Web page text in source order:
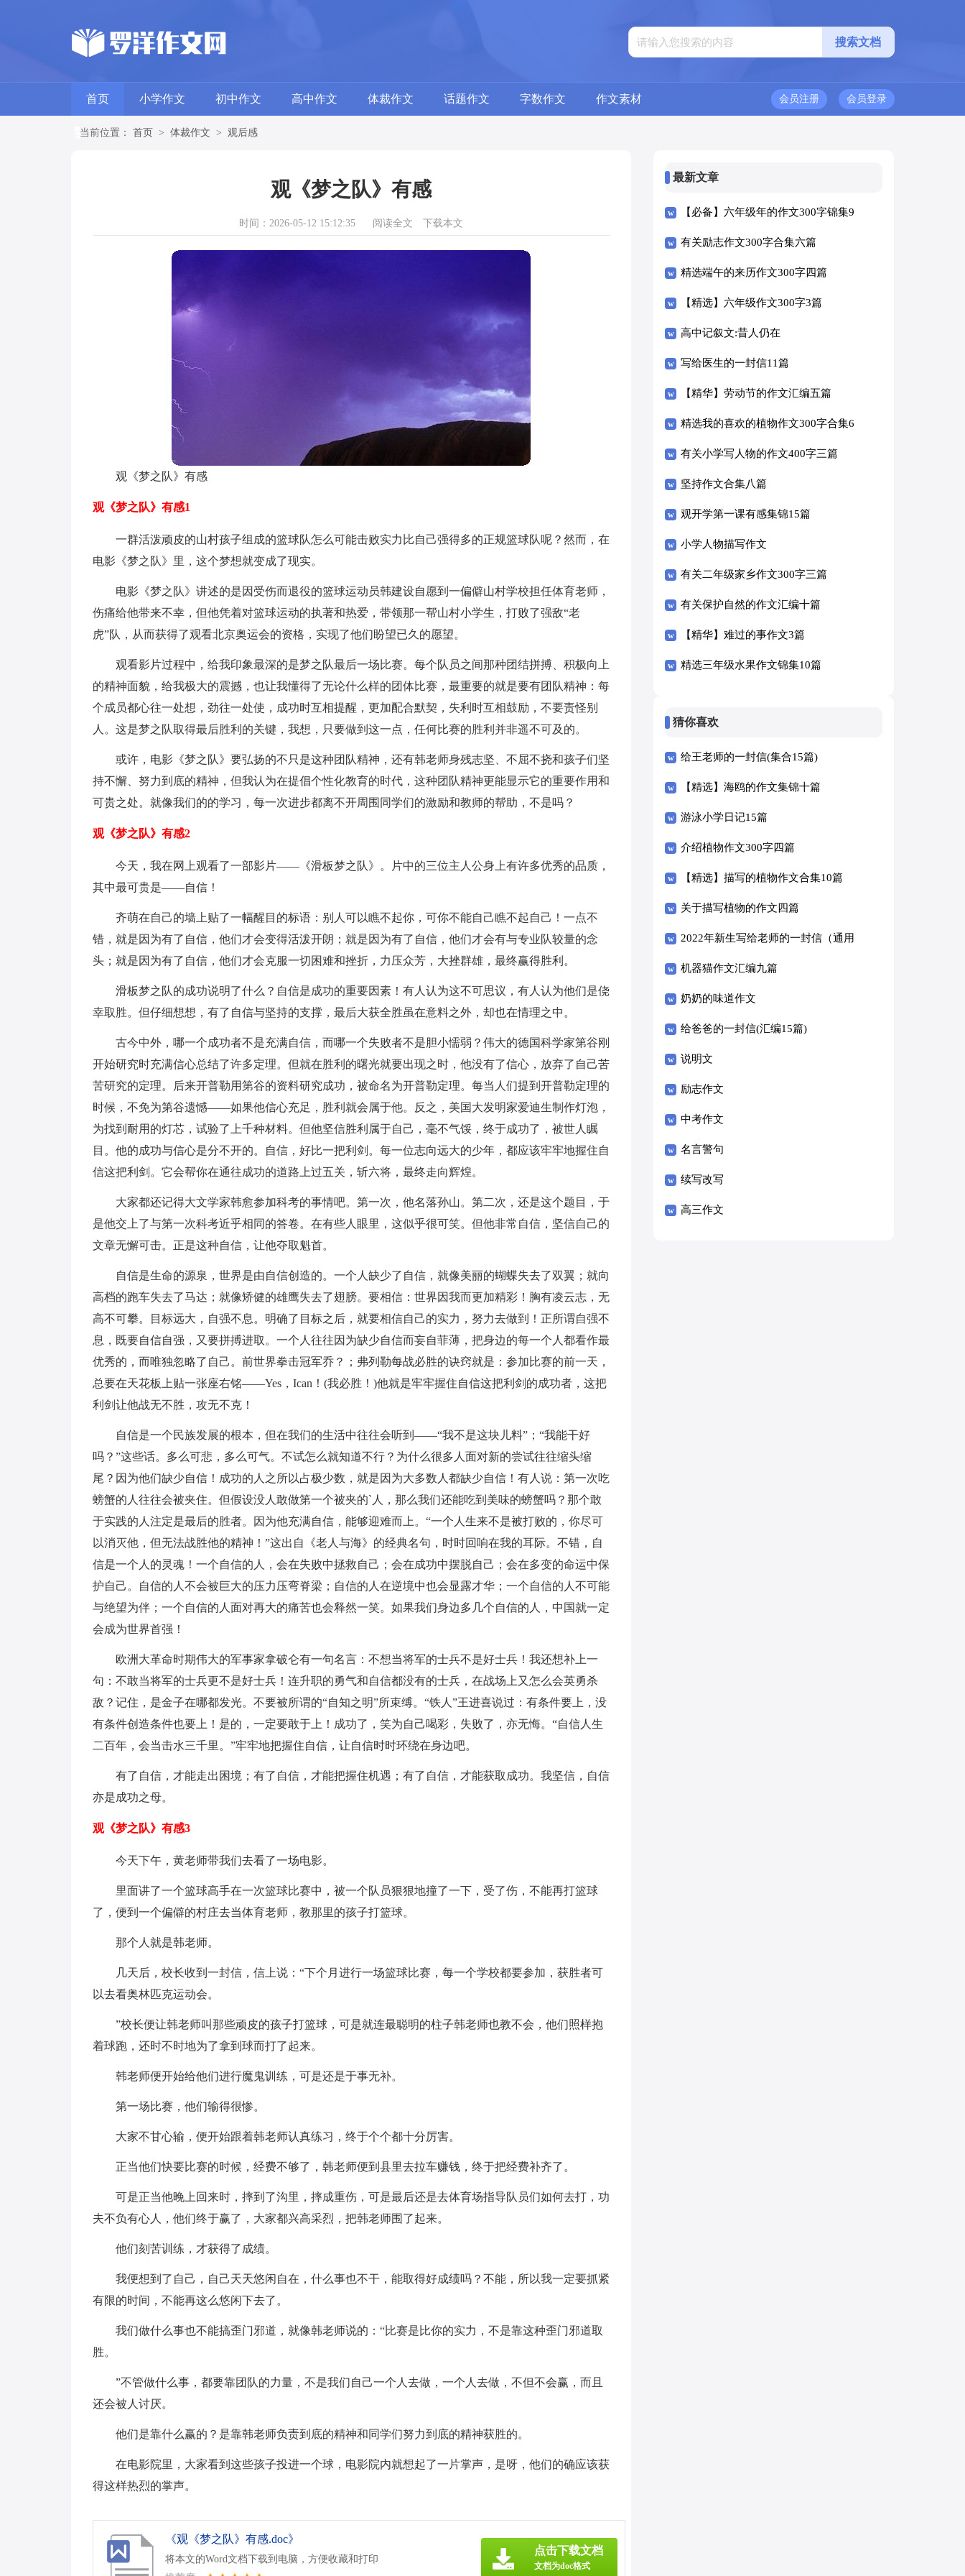
首页 小学作文 初中作文 高中作文 体裁作文 话题作文 字数作文 作文素材 会员登录
会员注册
当前位置： 首页 > 体裁作文 > 观后感
观《梦之队》有感
时间：2026-05-12 15:12:35 阅读全文 下载本文
观《梦之队》有感
观《梦之队》有感1
一群活泼顽皮的山村孩子组成的篮球队怎么可能击败实力比自己强得多的正规篮球队呢？然而，在
电影《梦之队》里，这个梦想就变成了现实。
电影《梦之队》讲述的是因受伤而退役的篮球运动员韩建设自愿到一偏僻山村学校担任体育老师，
伤痛给他带来不幸，但他凭着对篮球运动的执著和热爱，带领那一帮山村小学生，打败了强敌“老
虎”队，从而获得了观看北京奥运会的资格，实现了他们盼望已久的愿望。
观看影片过程中，给我印象最深的是梦之队最后一场比赛。每个队员之间那种团结拼搏、积极向上
的精神面貌，给我极大的震撼，也让我懂得了无论什么样的团体比赛，最重要的就是要有团队精神：每
个成员都心往一处想，劲往一处使，成功时互相提醒，更加配合默契，失利时互相鼓励，不要责怪别
人。这是梦之队取得最后胜利的关键，我想，只要做到这一点，任何比赛的胜利并非遥不可及的。
或许，电影《梦之队》要弘扬的不只是这种团队精神，还有韩老师身残志坚、不屈不挠和孩子们坚
持不懈、努力到底的精神，但我认为在提倡个性化教育的时代，这种团队精神更能显示它的重要作用和
可贵之处。就像我们的的学习，每一次进步都离不开周围同学们的激励和教师的帮助，不是吗？
观《梦之队》有感2
今天，我在网上观看了一部影片――《滑板梦之队》。片中的三位主人公身上有许多优秀的品质，
其中最可贵是――自信！
齐萌在自己的墙上贴了一幅醒目的标语：别人可以瞧不起你，可你不能自己瞧不起自己！一点不
错，就是因为有了自信，他们才会变得活泼开朗；就是因为有了自信，他们才会有与专业队较量的念
头；就是因为有了自信，他们才会克服一切困难和挫折，力压众芳，大挫群雄，最终赢得胜利。
滑板梦之队的成功说明了什么？自信是成功的重要因素！有人认为这不可思议，有人认为他们是侥
幸取胜。但仔细想想，有了自信与坚持的支撑，最后大获全胜虽在意料之外，却也在情理之中。
古今中外，哪一个成功者不是充满自信，而哪一个失败者不是胆小懦弱？伟大的德国科学家第谷刚
开始研究时充满信心总结了许多定理。但就在胜利的曙光就要出现之时，他没有了信心，放弃了自己苦
苦研究的定理。后来开普勒用第谷的资料研究成功，被命名为开普勒定理。每当人们提到开普勒定理的
时候，不免为第谷遗憾――如果他信心充足，胜利就会属于他。反之，美国大发明家爱迪生制作灯泡，
为找到耐用的灯芯，试验了上千种材料。但他坚信胜利属于自己，毫不气馁，终于成功了，被世人瞩
目。他的成功与信心是分不开的。自信，好比一把利剑。每一位志向远大的少年，都应该牢牢地握住自
信这把利剑。它会帮你在通往成功的道路上过五关，斩六将，最终走向辉煌。
大家都还记得大文学家韩愈参加科考的事情吧。第一次，他名落孙山。第二次，还是这个题目，于
是他交上了与第一次科考近乎相同的答卷。在有些人眼里，这似乎很可笑。但他非常自信，坚信自己的
文章无懈可击。正是这种自信，让他夺取魁首。
自信是生命的源泉，世界是由自信创造的。一个人缺少了自信，就像美丽的蝴蝶失去了双翼；就向
高档的跑车失去了马达；就像矫健的雄鹰失去了翅膀。要相信：世界因我而更加精彩！胸有凌云志，无
高不可攀。目标远大，自强不息。明确了目标之后，就要相信自己的实力，努力去做到！正所谓自强不
息，既要自信自强，又要拼搏进取。一个人往往因为缺少自信而妄自菲薄，把身边的每一个人都看作最
优秀的，而唯独忽略了自己。前世界拳击冠军乔？；弗列勒每战必胜的诀窍就是：参加比赛的前一天，
总要在天花板上贴一张座右铭――Yes，Ican！(我必胜！)他就是牢牢握住自信这把利剑的成功者，这把
利剑让他战无不胜，攻无不克！
自信是一个民族发展的根本，但在我们的生活中往往会听到――“我不是这块儿料”；“我能干好
吗？”这些话。多么可悲，多么可气。不试怎么就知道不行？为什么很多人面对新的尝试往往缩头缩
尾？因为他们缺少自信！成功的人之所以占极少数，就是因为大多数人都缺少自信！有人说：第一次吃
螃蟹的人往往会被夹住。但假设没人敢做第一个被夹的`人，那么我们还能吃到美味的螃蟹吗？那个敢
于实践的人注定是最后的胜者。因为他充满自信，能够迎难而上。“一个人生来不是被打败的，你尽可
以消灭他，但无法战胜他的精神！”这出自《老人与海》的经典名句，时时回响在我的耳际。不错，自
信是一个人的灵魂！一个自信的人，会在失败中拯救自己；会在成功中摆脱自己；会在多变的命运中保
护自己。自信的人不会被巨大的压力压弯脊梁；自信的人在逆境中也会显露才华；一个自信的人不可能
与绝望为伴；一个自信的人面对再大的痛苦也会释然一笑。如果我们身边多几个自信的人，中国就一定
会成为世界首强！
欧洲大革命时期伟大的军事家拿破仑有一句名言：不想当将军的士兵不是好士兵！我还想补上一
句：不敢当将军的士兵更不是好士兵！连升职的勇气和自信都没有的士兵，在战场上又怎么会英勇杀
敌？记住，是金子在哪都发光。不要被所谓的“自知之明”所束缚。“铁人”王进喜说过：有条件要上，没
有条件创造条件也要上！是的，一定要敢于上！成功了，笑为自己喝彩，失败了，亦无悔。“自信人生
二百年，会当击水三千里。”牢牢地把握住自信，让自信时时环绕在身边吧。
有了自信，才能走出困境；有了自信，才能把握住机遇；有了自信，才能获取成功。我坚信，自信
亦是成功之母。
观《梦之队》有感3
今天下午，黄老师带我们去看了一场电影。
里面讲了一个篮球高手在一次篮球比赛中，被一个队员狠狠地撞了一下，受了伤，不能再打篮球
了，便到一个偏僻的村庄去当体育老师，教那里的孩子打篮球。
那个人就是韩老师。
几天后，校长收到一封信，信上说：“下个月进行一场篮球比赛，每一个学校都要参加，获胜者可
以去看奥林匹克运动会。
”校长便让韩老师叫那些顽皮的孩子打篮球，可是就连最聪明的柱子韩老师也教不会，他们照样抱
着球跑，还时不时地为了拿到球而打了起来。
韩老师便开始给他们进行魔鬼训练，可是还是于事无补。
第一场比赛，他们输得很惨。
大家不甘心输，便开始跟着韩老师认真练习，终于个个都十分厉害。
正当他们快要比赛的时候，经费不够了，韩老师便到县里去拉车赚钱，终于把经费补齐了。
可是正当他晚上回来时，摔到了沟里，摔成重伤，可是最后还是去体育场指导队员们如何去打，功
夫不负有心人，他们终于赢了，大家都兴高采烈，把韩老师围了起来。
他们刻苦训练，才获得了成绩。
我便想到了自己，自己天天悠闲自在，什么事也不干，能取得好成绩吗？不能，所以我一定要抓紧
有限的时间，不能再这么悠闲下去了。
我们做什么事也不能搞歪门邪道，就像韩老师说的：“比赛是比你的实力，不是靠这种歪门邪道取
胜。
”不管做什么事，都要靠团队的力量，不是我们自己一个人去做，一个人去做，不但不会赢，而且
还会被人讨厌。
他们是靠什么赢的？是靠韩老师负责到底的精神和同学们努力到底的精神获胜的。
在电影院里，大家看到这些孩子投进一个球，电影院内就想起了一片掌声，是呀，他们的确应该获
得这样热烈的掌声。
《观《梦之队》有感.doc》
将本文的Word文档下载到电脑，方便收藏和打印
点击下载文档
文档为doc格式
最新文章
【必备】六年级年的作文300字锦集9
篇
有关励志作文300字合集六篇
精选端午的来历作文300字四篇
【精选】六年级作文300字3篇
高中记叙文:昔人仍在
写给医生的一封信11篇
【精华】劳动节的作文汇编五篇
精选我的喜欢的植物作文300字合集6
篇
有关小学写人物的作文400字三篇
坚持作文合集八篇
观开学第一课有感集锦15篇
小学人物描写作文
有关二年级家乡作文300字三篇
有关保护自然的作文汇编十篇
【精华】难过的事作文3篇
精选三年级水果作文锦集10篇
猜你喜欢
给王老师的一封信(集合15篇)
【精选】海鸥的作文集锦十篇
游泳小学日记15篇
介绍植物作文300字四篇
【精选】描写的植物作文合集10篇
关于描写植物的作文四篇
2022年新生写给老师的一封信（通用
8篇）
机器猫作文汇编九篇
奶奶的味道作文
给爸爸的一封信(汇编15篇)
说明文
励志作文
中考作文
名言警句
续写改写
高三作文